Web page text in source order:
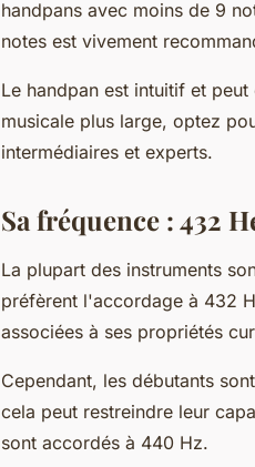
handpans avec moins de 9
notes est vivement
Le handpan est intuitif et
musicale plus large, optez
intermédiaires et experts.
Sa fréquence : 432
La plupart des instruments
préfèrent l'accordage à 432
associées à ses propriétés
Cependant, les débutants
cela peut restreindre leur
sont accordés à 440 Hz.